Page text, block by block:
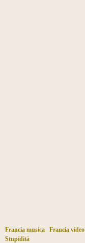
Francia musica Francia video
Stupidità